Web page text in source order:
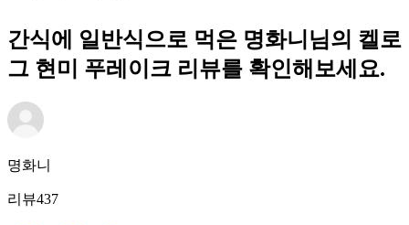
간식에 일반식으로 먹은 명화니님의 켈로
그 현미 푸레이크 리뷰를 확인해보세요.
명화니
리뷰437